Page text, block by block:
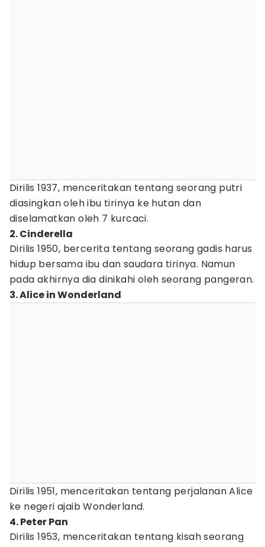
Dirilis 1937, menceritakan tentang seorang putri
diasingkan oleh ibu tirinya ke hutan dan
diselamatkan oleh 7 kurcaci.
2. Cinderella
Dirilis 1950, bercerita tentang seorang gadis harus
hidup bersama ibu dan saudara tirinya. Namun
pada akhirnya dia dinikahi oleh seorang pangeran.
3. Alice in Wonderland
Dirilis 1951, menceritakan tentang perjalanan Alice
ke negeri ajaib Wonderland.
4. Peter Pan
Dirilis 1953, menceritakan tentang kisah seorang